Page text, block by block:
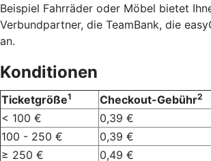
Beispiel Fahrräder oder Möbel bietet
Verbundpartner, die TeamBank, die
an.
Konditionen
Ticketgröße1 Checkout-Gebühr2
< 100 € 0,39 €
100 - 250 €
0,39 €
≥ 250 €
0,49 €